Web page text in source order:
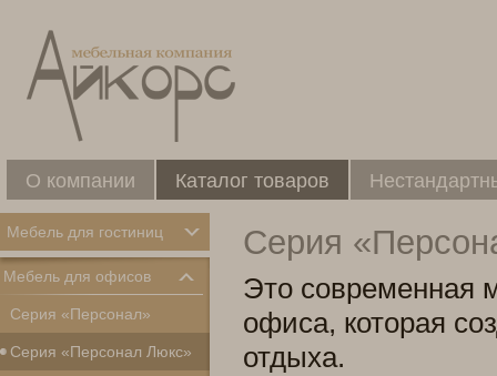
О компании Каталог товаров
Мебель для гостиниц
Мебель для офисов
Серия «Персонал»
Серия «Персонал Люкс»
Серия
Это современная
офиса, которая
отдыха.